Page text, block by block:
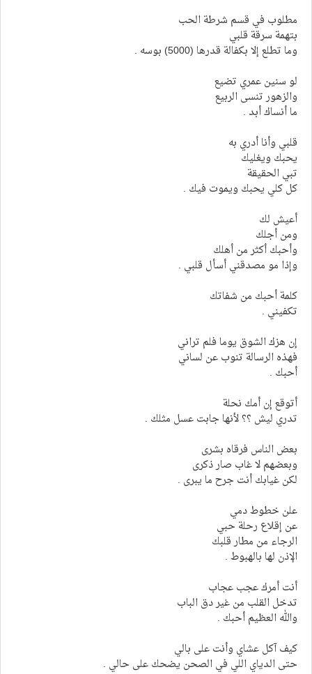
مطلوب في قسم شرطة الحب
بتهمة سرقة قلبي
وما تطلع إلا بكفالة قدرها (5000) بوسه .
لو سنين عمري تضيع
والزهور تنسى الربيع
ما أنساك أبد .
قلبي وأنا أدري به
يحبك ويغليك
تبي الحقيقة
كل كلي يحبك ويموت فيك .
أعيش لك
ومن أجلك
وأحبك أكثر من أهلك
وإذا مو مصدقني أسأل قلبي .
كلمة أحبك من شفاتك
تكفيني .
إن هزك الشوق يوما فلم تراني
فهذه الرسالة تنوب عن لساني
أحبك .
أتوقع إن أمك نحلة
تدري ليش ؟؟ لأنها جابت عسل مثلك .
بعض الناس فرقاه بشرى
وبعضهم لا غاب صار ذكرى
لكن غيابك أنت جرح ما يبرى .
علن خطوط دمي
عن إقلاع رحلة حبي
الرجاء من مطار قلبك
الإذن لها بالهبوط .
أنت أمرك عجب عجاب
تدخل القلب من غير دق الباب
والله العظيم أحبك .
كيف آكل عشاي وأنت على بالي
حتى الدياي اللي في الصحن يضحك على حالي .